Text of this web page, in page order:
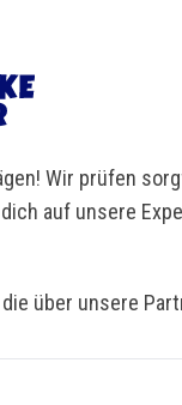
Wir prüfen
auf unsere
über unsere